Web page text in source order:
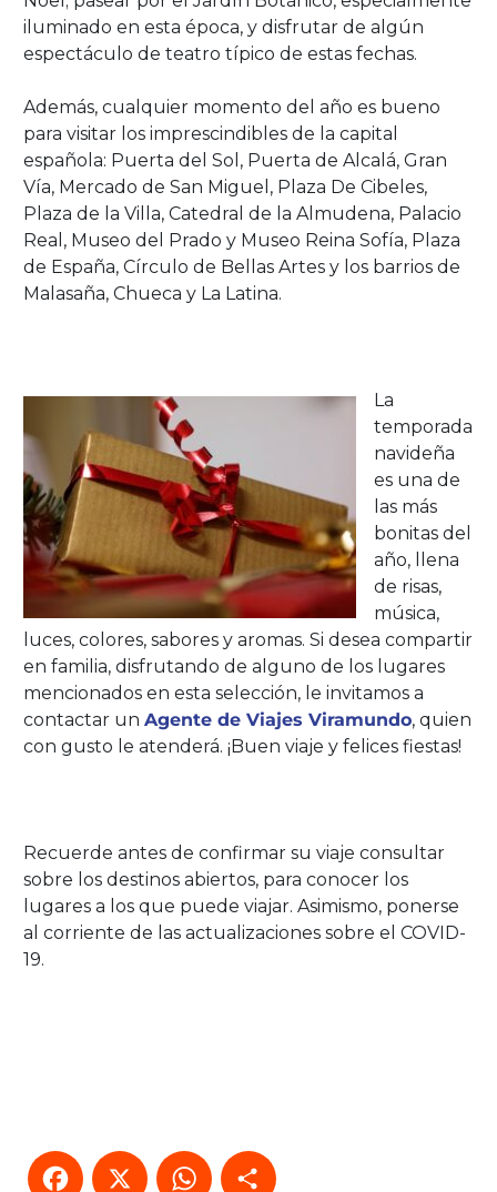
Facebook
X WhatsAppCompartir
iluminado en esta época, y disfrutar de algún
espectáculo de teatro típico de estas fechas.
Además, cualquier momento del año es bueno
para visitar los imprescindibles de la capital
española: Puerta del Sol, Puerta de Alcalá, Gran
Vía, Mercado de San Miguel, Plaza De Cibeles,
Plaza de la Villa, Catedral de la Almudena, Palacio
Real, Museo del Prado y Museo Reina Sofía, Plaza
de España, Círculo de Bellas Artes y los barrios de
Malasaña, Chueca y La Latina.
La
temporada
navideña
es una de
las más
bonitas del
año, llena
de risas,
música,
luces, colores, sabores y aromas. Si desea compartir
en familia, disfrutando de alguno de los lugares
mencionados en esta selección, le invitamos a
contactar un Agente de Viajes Viramundo, quien
con gusto le atenderá. ¡Buen viaje y felices fiestas!
Recuerde antes de confirmar su viaje consultar
sobre los destinos abiertos, para conocer los
lugares a los que puede viajar. Asimismo, ponerse
al corriente de las actualizaciones sobre el COVID-
19.